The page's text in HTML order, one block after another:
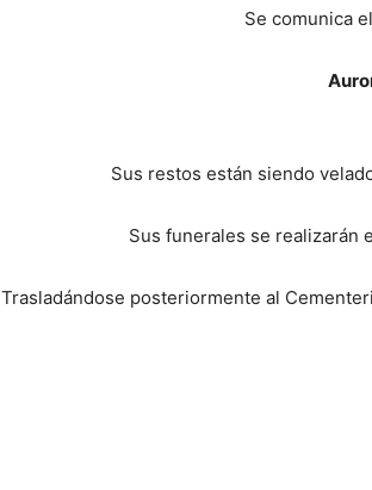
Se comunica
Sus restos están siendo
Sus funerales se realizarán
Trasladándose posteriormente al